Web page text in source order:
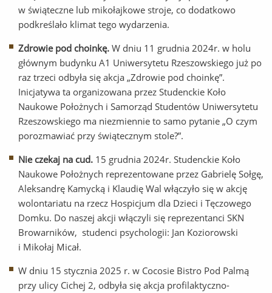
w świąteczne lub mikołajkowe stroje, co dodatkowo
podkreślało klimat tego wydarzenia.
Zdrowie pod choinkę. W dniu 11 grudnia 2024r. w holu
głównym budynku A1 Uniwersytetu Rzeszowskiego już po
raz trzeci odbyła się akcja „Zdrowie pod choinkę”.
Inicjatywa ta organizowana przez Studenckie Koło
Naukowe Położnych i Samorząd Studentów Uniwersytetu
Rzeszowskiego ma niezmiennie to samo pytanie „O czym
porozmawiać przy świątecznym stole?”.
Nie czekaj na cud. 15 grudnia 2024r. Studenckie Koło
Naukowe Położnych reprezentowane przez Gabrielę Sołgę,
Aleksandrę Kamycką i Klaudię Wal włączyło się w akcję
wolontariatu na rzecz Hospicjum dla Dzieci i Tęczowego
Domku. Do naszej akcji włączyli się reprezentanci SKN
Browarników, studenci psychologii: Jan Koziorowski
i Mikołaj Micał.
W dniu 15 stycznia 2025 r. w Cocosie Bistro Pod Palmą
przy ulicy Cichej 2, odbyła się akcja profilaktyczno-